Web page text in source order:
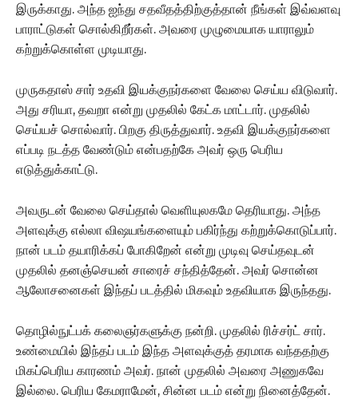
இருக்காது. அந்த ஐந்து சதவீதத்திற்குத்தான் நீங்கள் இவ்வளவு
பாராட்டுகள் சொல்கிறீர்கள். அவரை முழுமையாக யாராலும்
கற்றுக்கொள்ள முடியாது.
முருகதாஸ் சார் உதவி இயக்குநர்களை வேலை செய்ய விடுவார்.
அது சரியா, தவறா என்று முதலில் கேட்க மாட்டார். முதலில்
செய்யச் சொல்வார். பிறகு திருத்துவார். உதவி இயக்குநர்களை
எப்படி நடத்த வேண்டும் என்பதற்கே அவர் ஒரு பெரிய
எடுத்துக்காட்டு.
அவருடன் வேலை செய்தால் வெளியுலகமே தெரியாது. அந்த
அளவுக்கு எல்லா விஷயங்களையும் பகிர்ந்து கற்றுக்கொடுப்பார்.
நான் படம் தயாரிக்கப் போகிறேன் என்று முடிவு செய்தவுடன்
முதலில் தனஞ்செயன் சாரைச் சந்தித்தேன். அவர் சொன்ன
ஆலோசனைகள் இந்தப் படத்தில் மிகவும் உதவியாக இருந்தது.
தொழில்நுட்பக் கலைஞர்களுக்கு நன்றி. முதலில் ரிச்சர்ட் சார்.
உண்மையில் இந்தப் படம் இந்த அளவுக்குத் தரமாக வந்ததற்கு
மிகப்பெரிய காரணம் அவர். நான் முதலில் அவரை அணுகவே
இல்லை. பெரிய கேமராமேன், சின்ன படம் என்று நினைத்தேன்.